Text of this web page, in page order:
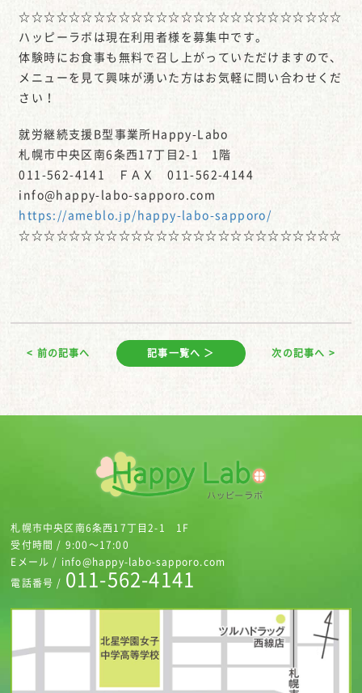
☆☆☆☆☆☆☆☆☆☆☆☆☆☆☆☆☆☆☆☆☆☆☆☆☆☆
ハッピーラボは現在利用者様を募集中です。
体験時にお食事も無料で召し上がっていただけますので、
メニューを見て興味が湧いた方はお気軽に問い合わせくだ
さい！
就労継続支援B型事業所Happy-Labo
札幌市中央区南6条西17丁目2-1 1階
011-562-4141 ＦＡＸ 011-562-4144
info@happy-labo-sapporo.com
https://ameblo.jp/happy-labo-sapporo/
☆☆☆☆☆☆☆☆☆☆☆☆☆☆☆☆☆☆☆☆☆☆☆☆☆☆
< 前の記事へ 記事一覧へ ＞ 次の記事へ >
札幌市中央区南6条西17丁目2-1 1F
受付時間 / 9:00～17:00
Eメール / info@happy-labo-sapporo.com
電話番号 / 011-562-4141